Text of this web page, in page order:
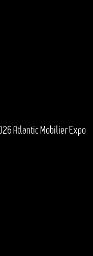
Atlantic Mobilier Expo